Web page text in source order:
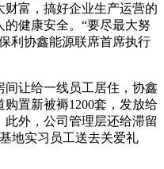
富，搞好企业生产运营的
健康安全。“要尽最大努
利协鑫能源联席首席执行
让给一线员工居住，协鑫
置新被褥1200套，发放给
外，公司管理层还给滞留
地实习员工送去关爱礼